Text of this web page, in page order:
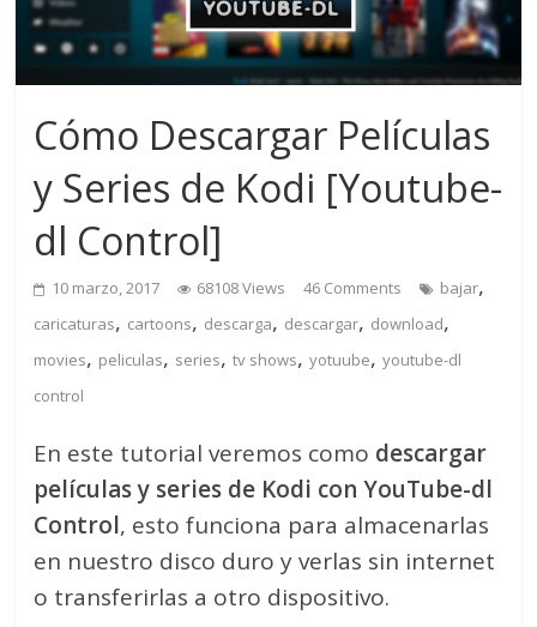
Cómo Descargar Películas
y Series de Kodi [Youtube-
dl Control]
10 marzo, 2017 68108 Views 46 Comments bajar,
caricaturas, cartoons, descarga, descargar, download,
movies, peliculas, series,tv shows,yotuube,youtube-dl
control
En este tutorial veremos como descargar
películas y series de Kodi con YouTube-dl
Control, esto funciona para almacenarlas
en nuestro disco duro y verlas sin internet
o transferirlas a otro dispositivo.